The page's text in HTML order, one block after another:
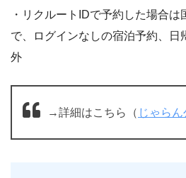
・リクルートIDで予約した場合は
で、ログインなしの宿泊予約、日
外
→詳細はこちら（ じゃらん